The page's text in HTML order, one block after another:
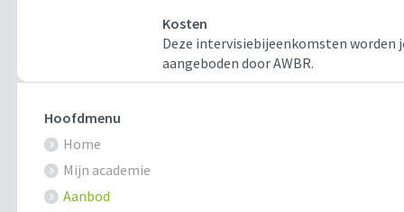
Kosten
Deze intervisiebijeenkomsten worden
aangeboden door AWBR.
Hoofdmenu
Home
Mijn academie
Aanbod